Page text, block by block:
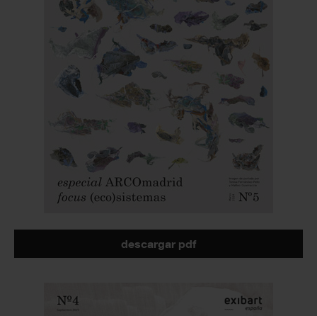
descargar pdf